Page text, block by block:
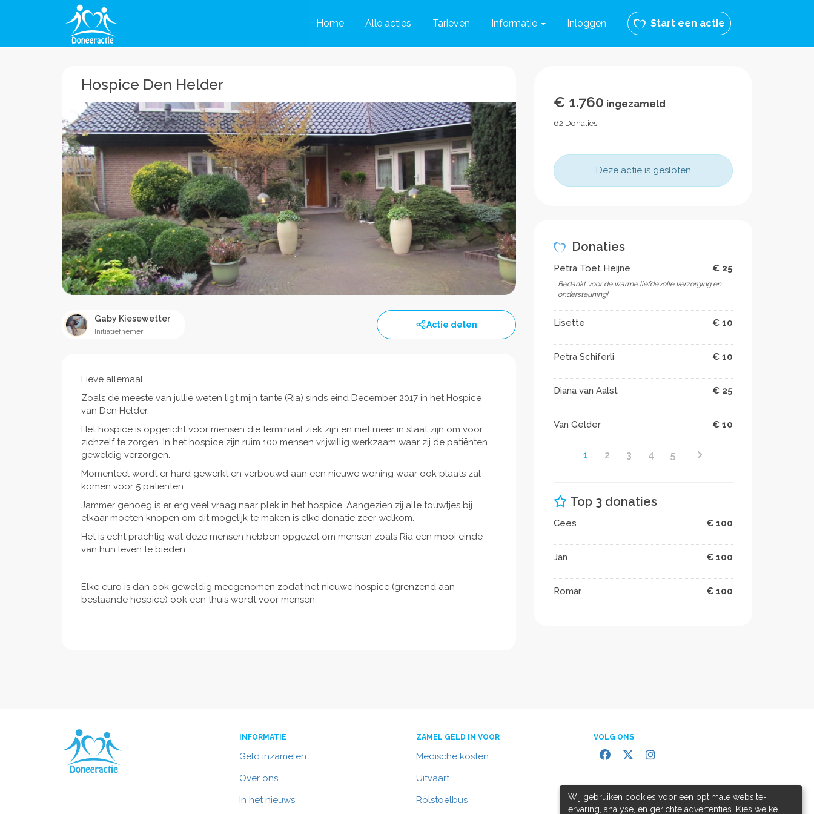
Home Alle acties Tarieven Informatie Inloggen Start een actie
Hospice Den Helder
Gaby Kiesewetter
Initiatiefnemer
Actie delen
Lieve allemaal,
Zoals de meeste van jullie weten ligt mijn tante (Ria) sinds eind December 2017 in het Hospice
van Den Helder.
Het hospice is opgericht voor mensen die terminaal ziek zijn en niet meer in staat zijn om voor
zichzelf te zorgen. In het hospice zijn ruim 100 mensen vrijwillig werkzaam waar zij de patiënten
geweldig verzorgen.
Momenteel wordt er hard gewerkt en verbouwd aan een nieuwe woning waar ook plaats zal
komen voor 5 patiënten.
Jammer genoeg is er erg veel vraag naar plek in het hospice. Aangezien zij alle touwtjes bij
elkaar moeten knopen om dit mogelijk te maken is elke donatie zeer welkom.
Het is echt prachtig wat deze mensen hebben opgezet om mensen zoals Ria een mooi einde
van hun leven te bieden.
Elke euro is dan ook geweldig meegenomen zodat het nieuwe hospice (grenzend aan
bestaande hospice) ook een thuis wordt voor mensen.
.
€ 1.760 ingezameld
62 Donaties
Deze actie is gesloten
Donaties
Petra Toet Heijne € 25
Bedankt voor de warme liefdevolle verzorging en
ondersteuning!
Lisette € 10
Petra Schiferli € 10
Diana van Aalst € 25
Van Gelder € 10
1 2 3 4 5
Top 3 donaties
Cees € 100
Jan € 100
Romar € 100
INFORMATIE
Geld inzamelen
Over ons
In het nieuws
ZAMEL GELD IN VOOR
Medische kosten
Uitvaart
Rolstoelbus
VOLG ONS
Wij gebruiken cookies voor een optimale website-
ervaring, analyse, en gerichte advertenties. Kies welke